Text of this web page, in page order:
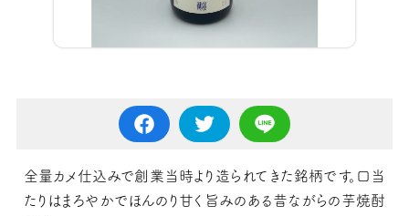
全量カメ仕込みで創業当時より造られてきた銘柄です。口当
たりはまろやかでほんのり甘く旨みのある昔ながらの芋焼酎